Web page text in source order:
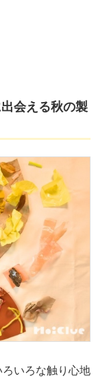
会える秋の製
いろな触り心地